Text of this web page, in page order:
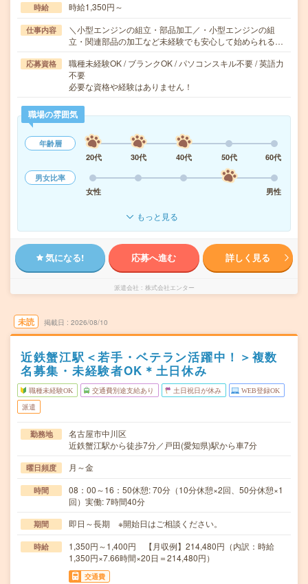
時給 時給1,350円～
仕事内容
＼小型エンジンの組立・部品加工／・小型エンジンの組
立・関連部品の加工など未経験でも安心して始められる…
応募資格
職種未経験OK / ブランクOK / パソコンスキル不要 / 英語力
不要
必要な資格や経験はありません！
職場の雰囲気
年齢層
20代
30代 40代 50代
60代
男女比率
女性
男性
もっと見る
気になる! 応募へ進む 詳しく見る
派遣会社 株式会社エンター
未読 掲載日 2026/08/10
近鉄蟹江駅＜若手・ベテラン活躍中！＞複数
名募集・未経験者OK＊土日休み
職種未経験OK 交通費別途支給あり 土日祝日が休み WEB登録OK
派遣
勤務地
名古屋市中川区
近鉄蟹江駅から徒歩7分／戸田(愛知県)駅から車7分
曜日頻度 月～金
時間
08：00～16：50休憩: 70分（10分休憩×2回、50分休憩×1
回）実働: 7時間40分
期間 即日～長期 ※開始日はご相談ください。
時給
1,350円～1,400円 【月収例】214,480円（内訳：時給
1,350円×7.66時間×20日＝214,480円）
交通費